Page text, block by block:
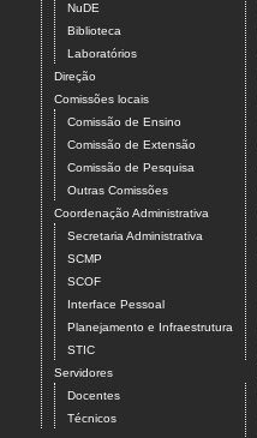
NuDE
Biblioteca
Laboratórios
Direção
Comissões locais
Comissão de Ensino
Comissão de Extensão
Comissão de Pesquisa
Outras Comissões
Coordenação Administrativa
Secretaria Administrativa
SCMP
SCOF
Interface Pessoal
Planejamento e Infraestrutura
STIC
Servidores
Docentes
Técnicos